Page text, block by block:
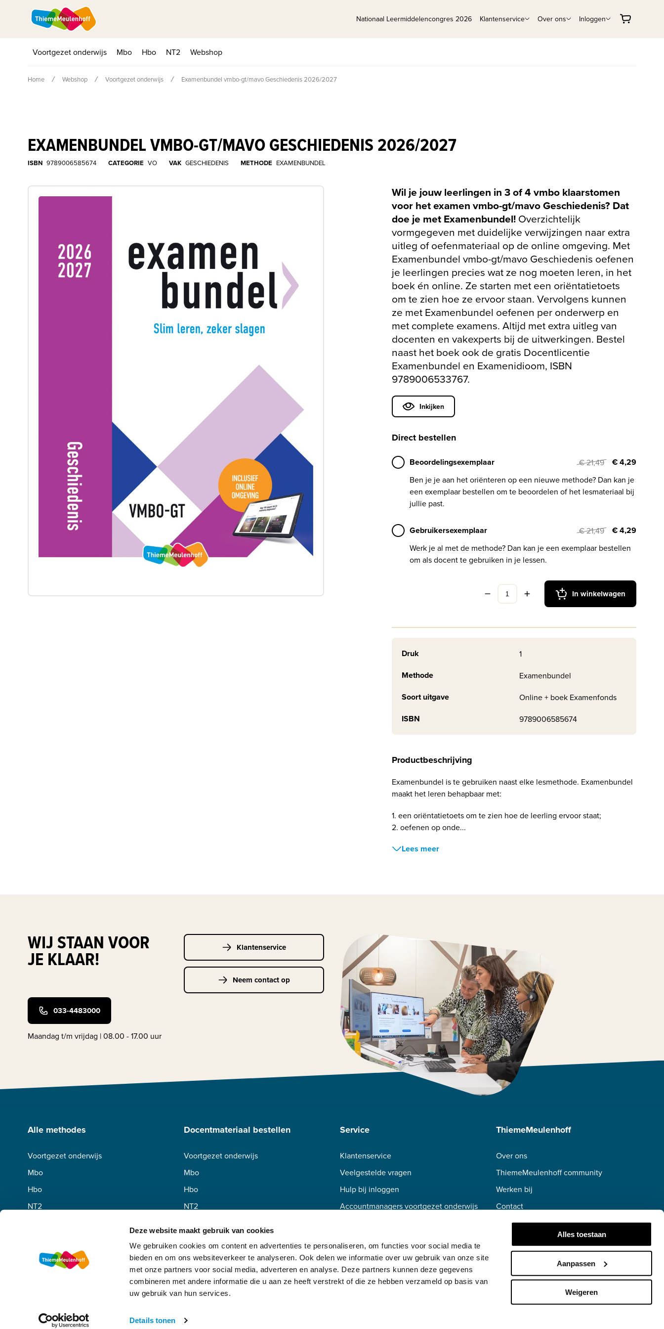
Deze website maakt gebruik van cookies
We gebruiken cookies om content en advertenties te personaliseren, om functies voor social media te
bieden en om ons websiteverkeer te analyseren. Ook delen we informatie over uw gebruik van onze site
met onze partners voor social media, adverteren en analyse. Deze partners kunnen deze gegevens
combineren met andere informatie die u aan ze heeft verstrekt of die ze hebben verzameld op basis van
uw gebruik van hun services.
Details tonen
Alles toestaan
Aanpassen
Weigeren
Nationaal Leermiddelencongres 2026 Klantenservice Over ons Inloggen
Voortgezet onderwijs Mbo Hbo NT2 Webshop
Home Webshop Voortgezet onderwijs Examenbundel vmbo-gt/mavo Geschiedenis 2026/2027
EXAMENBUNDEL VMBO-GT/MAVO GESCHIEDENIS 2026/2027
ISBN 9789006585674 CATEGORIE VO VAK GESCHIEDENIS METHODE EXAMENBUNDEL
Wil je jouw leerlingen in 3 of 4 vmbo klaarstomen
voor het examen vmbo-gt/mavo Geschiedenis? Dat
doe je met Examenbundel! Overzichtelijk
vormgegeven met duidelijke verwijzingen naar extra
uitleg of oefenmateriaal op de online omgeving. Met
Examenbundel vmbo-gt/mavo Geschiedenis oefenen
je leerlingen precies wat ze nog moeten leren, in het
boek én online. Ze starten met een oriëntatietoets
om te zien hoe ze ervoor staan. Vervolgens kunnen
ze met Examenbundel oefenen per onderwerp en
met complete examens. Altijd met extra uitleg van
docenten en vakexperts bij de uitwerkingen. Bestel
naast het boek ook de gratis Docentlicentie
Examenbundel en Examenidioom, ISBN
9789006533767.
Inkijken
Direct bestellen
Beoordelingsexemplaar € 21,49 € 4,29
Ben je je aan het oriënteren op een nieuwe methode? Dan kan je
een exemplaar bestellen om te beoordelen of het lesmateriaal bij
jullie past.
Gebruikersexemplaar € 21,49 € 4,29
Werk je al met de methode? Dan kan je een exemplaar bestellen
om als docent te gebruiken in je lessen.
In winkelwagen
Druk 1
Methode Examenbundel
Soort uitgave Online + boek Examenfonds
ISBN 9789006585674
Productbeschrijving
Examenbundel is te gebruiken naast elke lesmethode. Examenbundel
maakt het leren behapbaar met:
1. een oriëntatietoets om te zien hoe de leerling ervoor staat;
2. oefenen op onde...
Lees meer
WIJ STAAN VOOR
JE KLAAR!
033-4483000
Maandag t/m vrijdag | 08.00 - 17.00 uur
Klantenservice
Neem contact op
Alle methodes
Voortgezet onderwijs
Mbo
Hbo
NT2
Docentmateriaal bestellen
Voortgezet onderwijs
Mbo
Hbo
NT2
Service
Klantenservice
Veelgestelde vragen
Hulp bij inloggen
Accountmanagers voortgezet onderwijs
ThiemeMeulenhoff
Over ons
ThiemeMeulenhoff community
Werken bij
Contact